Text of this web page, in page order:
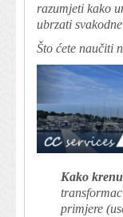
razumjeti kako
ubrzati
Što ćete naučiti
Kako
primjere